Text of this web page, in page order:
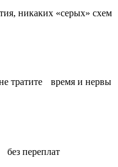
никаких «серых» схем
тратите время и нервы
без переплат